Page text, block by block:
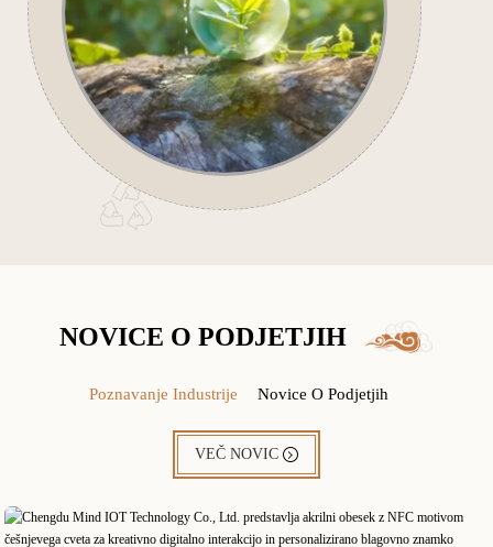
NOVICE O PODJETJIH
Poznavanje Industrije Novice O Podjetjih
VEČ NOVIC